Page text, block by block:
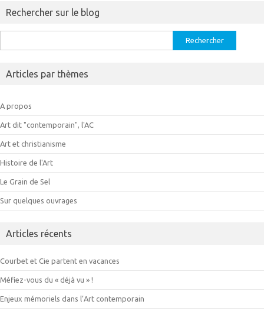
Rechercher sur le blog
Articles par thèmes
A propos
Art dit "contemporain", l'AC
Art et christianisme
Histoire de l'Art
Le Grain de Sel
Sur quelques ouvrages
Articles récents
Courbet et Cie partent en vacances
Méfiez-vous du « déjà vu » !
Enjeux mémoriels dans l’Art contemporain